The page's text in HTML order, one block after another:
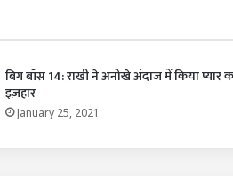
बिग बॉस 14: राखी ने अनोखे अंदाज में किया प्यार
इज़हार
January 25, 2021